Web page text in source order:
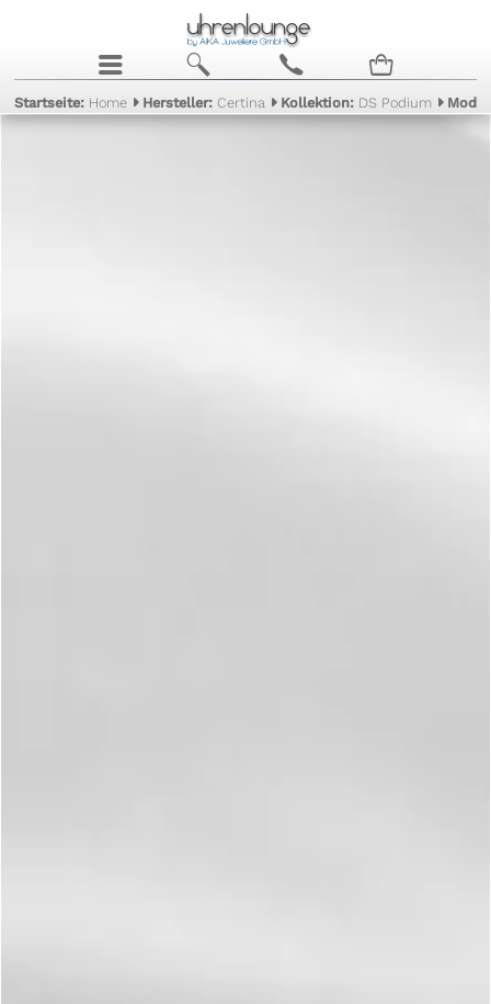
j b c n
Startseite: Home Hersteller:Certina Kollektion: DS Podium